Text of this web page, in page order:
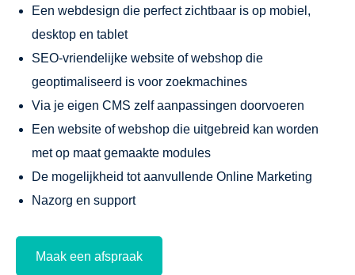
Een webdesign die perfect zichtbaar is op mobiel,
desktop en tablet
SEO-vriendelijke website of webshop die
geoptimaliseerd is voor zoekmachines
Via je eigen CMS zelf aanpassingen doorvoeren
Een website of webshop die uitgebreid kan worden
met op maat gemaakte modules
De mogelijkheid tot aanvullende Online Marketing
Nazorg en support
Maak een afspraak